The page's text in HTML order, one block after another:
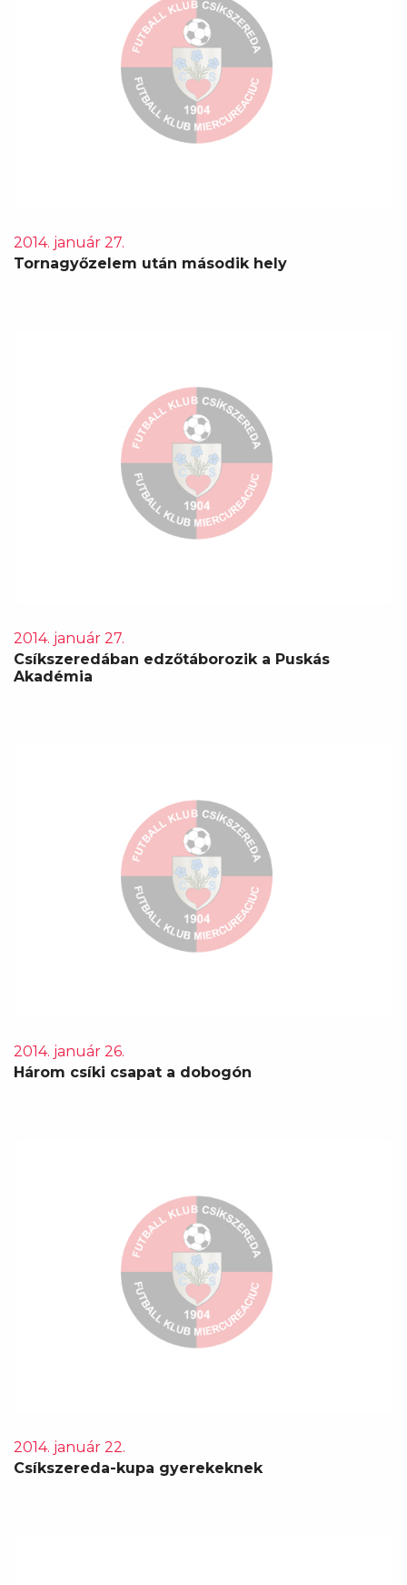
2014. január 27.
Tornagyőzelem után második hely
2014. január 27.
Csíkszeredában edzőtáborozik a Puskás
Akadémia
2014. január 26.
Három csíki csapat a dobogón
2014. január 22.
Csíkszereda-kupa gyerekeknek